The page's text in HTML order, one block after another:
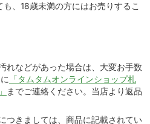
、18歳未満の方にはお売りするこ
れなどがあった場合は、大変お手数
に 「タムタムオンラインショップ札
までご連絡ください。当店より返品
つきましては、商品に記載されてい